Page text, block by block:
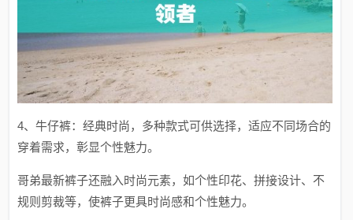
4、牛仔裤：经典时尚，多种款式可供选择，适应不同场合的
穿着需求，彰显个性魅力。
哥弟最新裤子还融入时尚元素，如个性印花、拼接设计、不
规则剪裁等，使裤子更具时尚感和个性魅力。